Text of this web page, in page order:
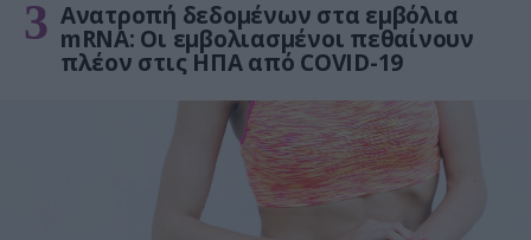
3 Ανατροπή δεδομένων στα εμβόλια
mRNA: Οι εμβολιασμένοι πεθαίνουν
πλέον στις ΗΠΑ από COVID-19